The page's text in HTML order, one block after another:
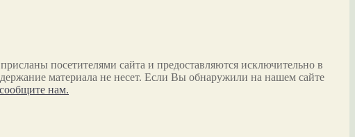
посетителями сайта и предоставляются исключительно в
материала не несет. Если Вы обнаружили на нашем сайте
сообщите нам.